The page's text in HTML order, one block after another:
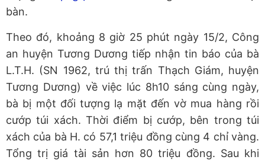
bàn.
Theo đó, khoảng 8 giờ 25 phút ngày 15/2, Công
an huyện Tương Dương tiếp nhận tin báo của bà
L.T.H. (SN 1962, trú thị trấn Thạch Giám, huyện
Tương Dương) về việc lúc 8h10 sáng cùng ngày,
bà bị một đối tượng lạ mặt đến vờ mua hàng rồi
cướp túi xách. Thời điểm bị cướp, bên trong túi
xách của bà H. có 57,1 triệu đồng cùng 4 chỉ vàng.
Tổng trị giá tài sản hơn 80 triệu đồng. Sau khi